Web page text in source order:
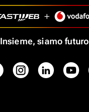
Insieme, siamo futuro